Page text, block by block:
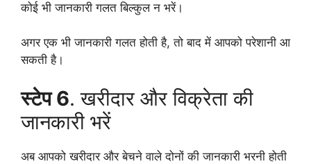
कोई भी जानकारी गलत बिल्कुल न भरें।
अगर एक भी जानकारी गलत होती है, तो बाद में आपको परेशानी आ
सकती है।
स्टेप 6. खरीदार और विक्रेता की
जानकारी भरें
अब आपको खरीदार और बेचने वाले दोनों की जानकारी भरनी होती